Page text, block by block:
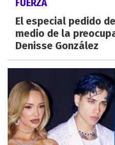
FUERZA
El especial pedido
medio de la
Denisse González